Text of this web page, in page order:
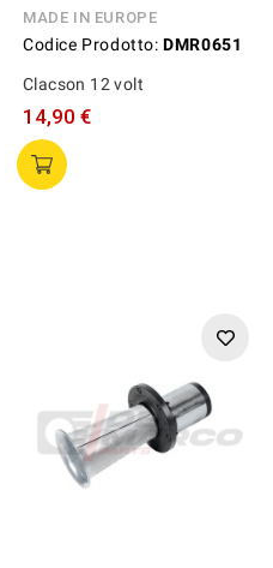
MADE IN EUROPE
Codice Prodotto: DMR0651
Clacson 12 volt
14,90 €